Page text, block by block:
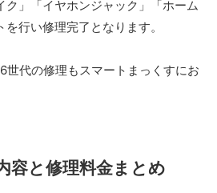
ク」「イヤホンジャック」「ホーム
行い修理完了となります。
代の修理もスマートまっくすにお
容と修理料金まとめ